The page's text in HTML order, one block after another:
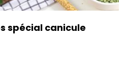
spécial canicule